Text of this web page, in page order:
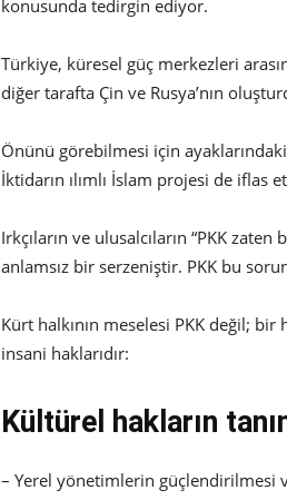
konusunda tedirgin ediyor.
Türkiye, küresel güç merkezleri
diğer tarafta Çin ve Rusya’nın
Önünü görebilmesi için
İktidarın ılımlı İslam projesi de iflas
Irkçıların ve ulusalcıların “PKK
anlamsız bir serzeniştir. PKK bu
Kürt halkının meselesi PKK değil;
insani haklarıdır:
Kültürel hakların
– Yerel yönetimlerin güçlendirilmesi